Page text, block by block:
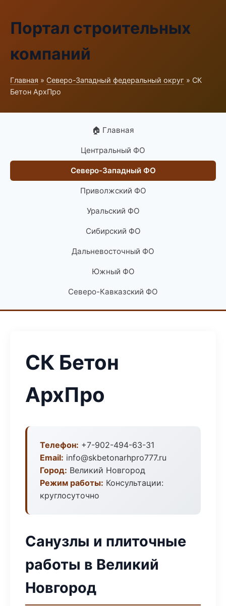
Портал строительных
компаний
Главная » Северо-Западный федеральный округ » СК
Бетон АрхПро
🏠 Главная
Центральный ФО
Северо-Западный ФО
Приволжский ФО
Уральский ФО
Сибирский ФО
Дальневосточный ФО
Южный ФО
Северо-Кавказский ФО
СК Бетон
АрхПро
Телефон: +7-902-494-63-31
Email: info@skbetonarhpro777.ru
Город: Великий Новгород
Режим работы: Консультации:
круглосуточно
Санузлы и плиточные
работы в Великий
Новгород